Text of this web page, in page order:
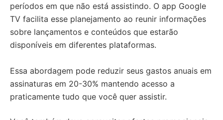
períodos em que não está assistindo. O app Google
TV facilita esse planejamento ao reunir informações
sobre lançamentos e conteúdos que estarão
disponíveis em diferentes plataformas.
Essa abordagem pode reduzir seus gastos anuais em
assinaturas em 20-30% mantendo acesso a
praticamente tudo que você quer assistir.